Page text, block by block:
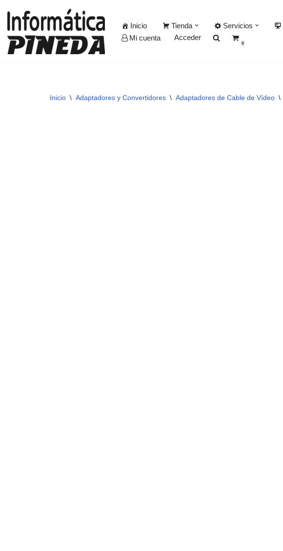
Saltar
al
contenido
Inicio Tienda Servicios
Mi cuenta
Acceder
0
Inicio \ Adaptadores y Convertidores \ Adaptadores de Cable de Vídeo \